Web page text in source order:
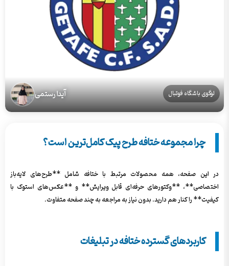
لوگوی باشگاه فوتبال آیدا رستمی
چرا مجموعه ختافه طرح پیک کامل‌ترین است؟
در این صفحه، همه محصولات مرتبط با ختافه شامل **طرح‌های لایه‌باز
اختصاصی**، **وکتورهای حرفه‌ای قابل ویرایش** و **عکس‌های استوک با
کیفیت** را کنار هم دارید. بدون نیاز به مراجعه به چند صفحه متفاوت.
کاربردهای گسترده ختافه در تبلیغات